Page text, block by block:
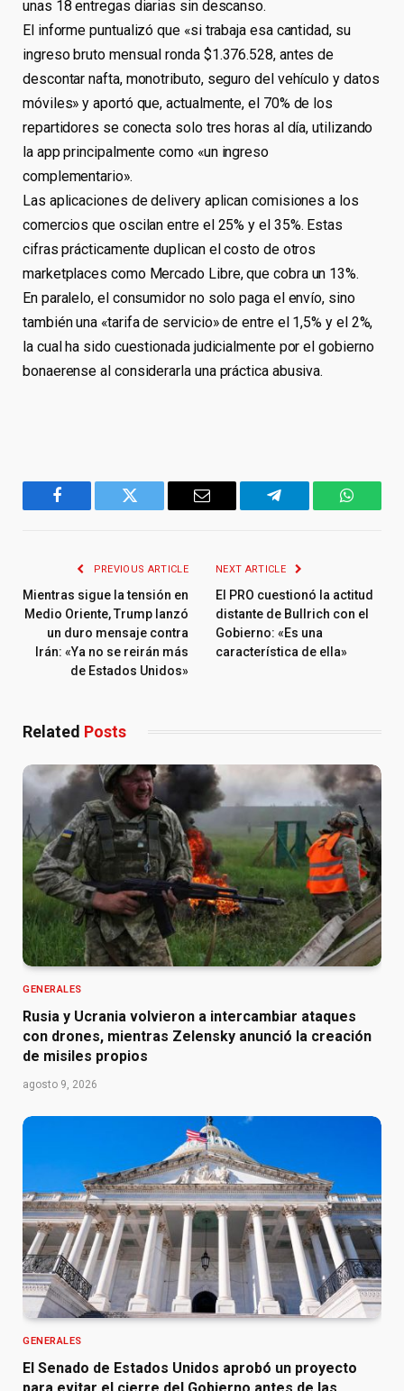
unas 18 entregas diarias sin descanso.
El informe puntualizó que «si trabaja esa cantidad, su
ingreso bruto mensual ronda $1.376.528, antes de
descontar nafta, monotributo, seguro del vehículo y datos
móviles» y aportó que, actualmente, el 70% de los
repartidores se conecta solo tres horas al día, utilizando
la app principalmente como «un ingreso
complementario».
Las aplicaciones de delivery aplican comisiones a los
comercios que oscilan entre el 25% y el 35%. Estas
cifras prácticamente duplican el costo de otros
marketplaces como Mercado Libre, que cobra un 13%.
En paralelo, el consumidor no solo paga el envío, sino
también una «tarifa de servicio» de entre el 1,5% y el 2%,
la cual ha sido cuestionada judicialmente por el gobierno
bonaerense al considerarla una práctica abusiva.
Facebook Twitter Email Telegram
PREVIOUS ARTICLE
Mientras sigue la tensión en
Medio Oriente, Trump lanzó
un duro mensaje contra
Irán: «Ya no se reirán más
de Estados Unidos»
NEXT ARTICLE
El PRO cuestionó la actitud
distante de Bullrich con el
Gobierno: «Es una
característica de ella»
Related Posts
GENERALES
Rusia y Ucrania volvieron a intercambiar ataques
con drones, mientras Zelensky anunció la creación
de misiles propios
agosto 9, 2026
GENERALES
El Senado de Estados Unidos aprobó un proyecto